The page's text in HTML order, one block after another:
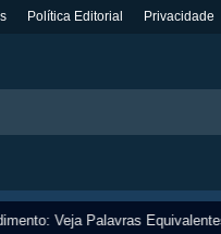
Política Editorial Privacidade
Veja Palavras Equivalentes